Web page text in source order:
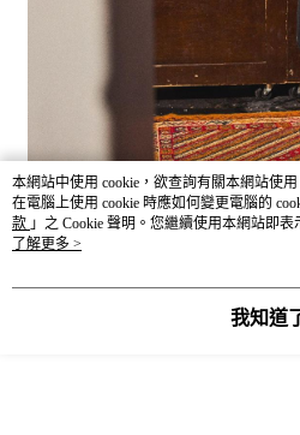
本網站中使用 cookie，欲查詢有關本網站使
在電腦上使用 cookie 時應如何變更電腦的
款 」之 Cookie 聲明。您繼續使用本網站即
之 Cookie 聲明使用 cookie。
了解更多 >
我知道